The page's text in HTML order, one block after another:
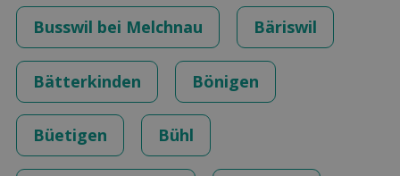
Busswil bei Melchnau Bäriswil
Bätterkinden Bönigen
Büetigen Bühl